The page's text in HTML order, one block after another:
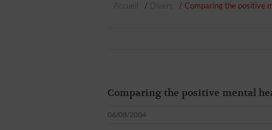
Comparing the positive
Comparing the positive mental
06/08/2004